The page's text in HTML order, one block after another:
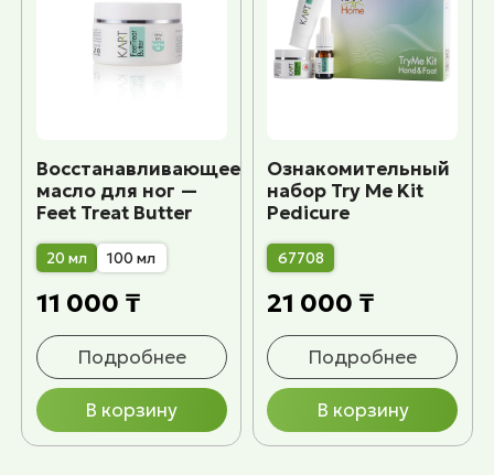
Восстанавливающее
масло для ног —
Feet Treat Butter
20 мл 100 мл
11 000 ₸
Подробнее
В корзину
Ознакомительный
набор Try Me Kit
Pedicure
67708
21 000 ₸
Подробнее
В корзину